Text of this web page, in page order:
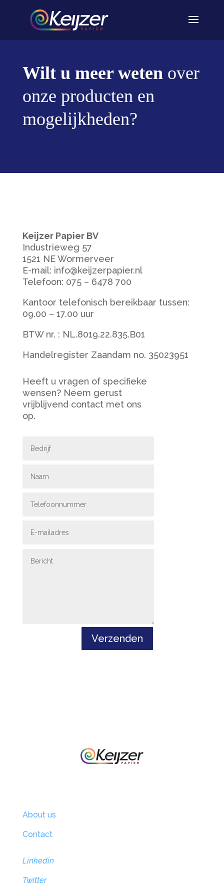
Wilt u meer wetenover
onze producten en
mogelijkheden?
Keijzer Papier BV
Industrieweg 57
1521 NE Wormerveer
E-mail: info@keijzerpapier.nl
Telefoon: 075 – 6478 700
Kantoor telefonisch bereikbaar tussen:
09.00 – 17.00 uur
BTW nr. : NL.8019.22.835.B01
Handelregister Zaandam no. 35023951
Heeft u vragen of specifieke
wensen? Neem gerust
vrijblijvend contact met ons
op.
Verzenden
About us
Contact
Linkedin
Twitter